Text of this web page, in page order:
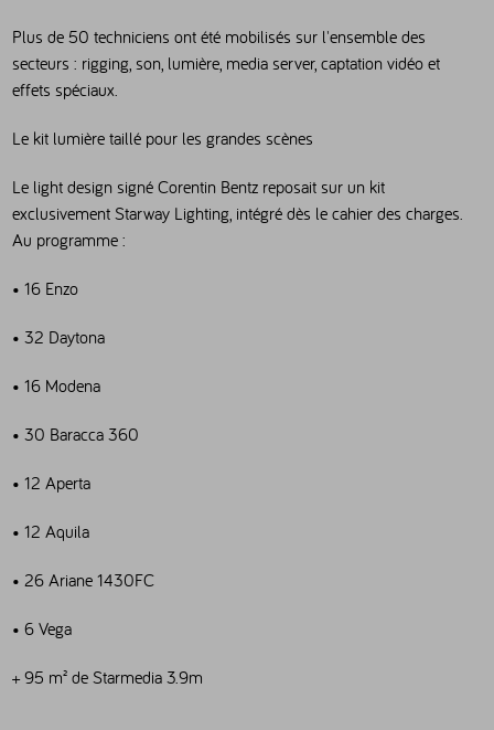
Plus de 50 techniciens ont été mobilisés sur l'ensemble des
secteurs : rigging, son, lumière, media server, captation vidéo et
effets spéciaux.
Le kit lumière taillé pour les grandes scènes
Le light design signé Corentin Bentz reposait sur un kit
exclusivementStarway Lighting , intégré dès le cahier des charges.
Au programme :
• 16 Enzo
• 32 Daytona
• 16 Modena
• 30 Baracca 360
• 12 Aperta
• 12 Aquila
• 26 Ariane 1430FC
• 6 Vega
+ 95 m² de Starmedia 3.9m